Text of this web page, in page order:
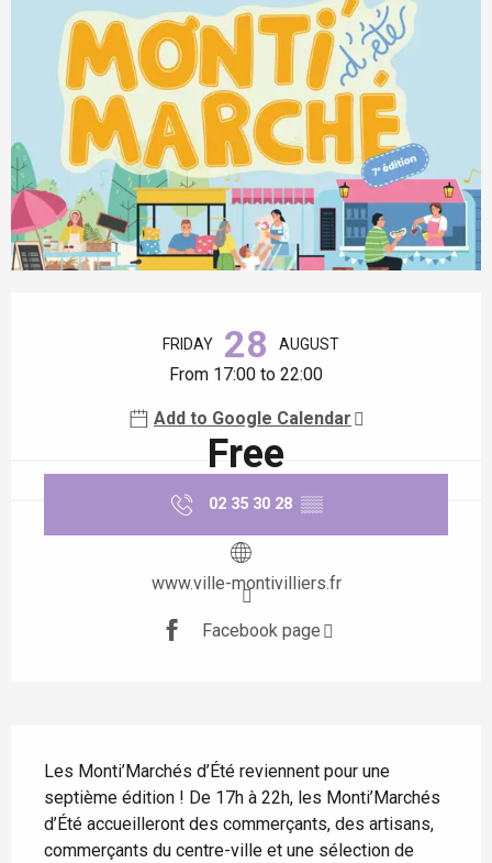
FRIDAY 28 AUGUST
From 17:00 to 22:00
Add to Google Calendar
Free
02 35 30 28 ▒▒
www.ville-montivilliers.fr
Facebook page
Les Monti’Marchés d’Été reviennent pour une
septième édition ! De 17h à 22h, les Monti’Marchés
d’Été accueilleront des commerçants, des artisans,
commerçants du centre-ville et une sélection de